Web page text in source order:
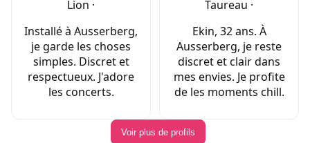
Lion ·
Installé à Ausserberg,
je garde les choses
simples. Discret et
respectueux. J'adore
les concerts.
Taureau ·
Ekin, 32 ans. À
Ausserberg, je reste
discret et clair dans
mes envies. Je profite
de les moments chill.
Voir plus de profils